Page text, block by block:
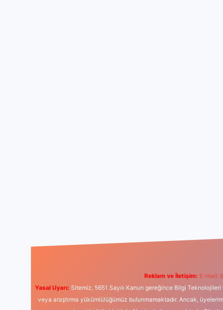
Reklam ve İletişim: E-mail:
Yasal Uyarı: Sitemiz, 5651 Sayılı Kanun gereğince Bilgi
veya araştırma yükümlülüğümüz bulunmamaktadır. Ancak,